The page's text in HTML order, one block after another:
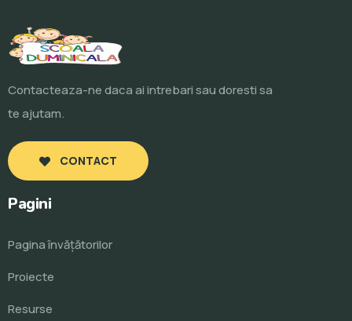
Contacteaza-ne daca ai intrebari sau doresti sa
te ajutam.
CONTACT
Pagini
Pagina învăţătorilor
Proiecte
Resurse